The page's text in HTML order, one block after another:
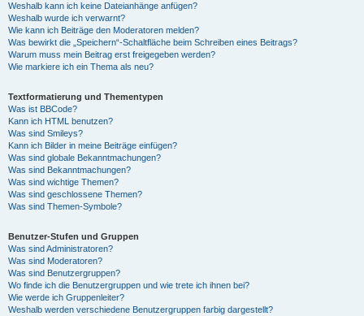
Weshalb kann ich keine Dateianhänge anfügen?
Weshalb wurde ich verwarnt?
Wie kann ich Beiträge den Moderatoren melden?
Was bewirkt die „Speichern“-Schaltfläche beim Schreiben eines Beitrags?
Warum muss mein Beitrag erst freigegeben werden?
Wie markiere ich ein Thema als neu?
Textformatierung und Thementypen
Was ist BBCode?
Kann ich HTML benutzen?
Was sind Smileys?
Kann ich Bilder in meine Beiträge einfügen?
Was sind globale Bekanntmachungen?
Was sind Bekanntmachungen?
Was sind wichtige Themen?
Was sind geschlossene Themen?
Was sind Themen-Symbole?
Benutzer-Stufen und Gruppen
Was sind Administratoren?
Was sind Moderatoren?
Was sind Benutzergruppen?
Wo finde ich die Benutzergruppen und wie trete ich ihnen bei?
Wie werde ich Gruppenleiter?
Weshalb werden verschiedene Benutzergruppen farbig dargestellt?